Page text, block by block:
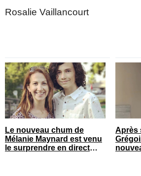
Rosalie Vaillancourt
Le nouveau chum de
Mélanie Maynard est venu
le surprendre en direct
Après